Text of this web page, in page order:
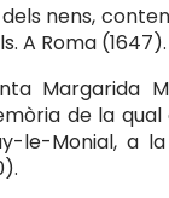
nens,
A Roma (1647).
Margarida
de la
le-Monial, a